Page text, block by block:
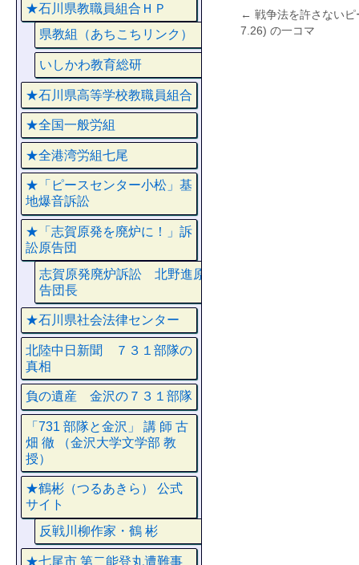
← 戦争法を許さない
7.26) の一コマ
★石川県教職員組合ＨＰ
県教組（あちこちリンク）
いしかわ教育総研
★石川県高等学校教職員組合
★全国一般労組
★全港湾労組七尾
★「ピースセンター小松」基
地爆音訴訟
★「志賀原発を廃炉に！」訴
訟原告団
志賀原発廃炉訴訟 北野進原
告団長
★石川県社会法律センター
北陸中日新聞 ７３１部隊の
真相
負の遺産 金沢の７３１部隊
「731 部隊と金沢」 講 師 古
畑 徹 （金沢大学文学部 教
授）
★鶴彬（つるあきら） 公式
サイト
反戦川柳作家・鶴 彬
★七尾市 第二能登丸遭難事